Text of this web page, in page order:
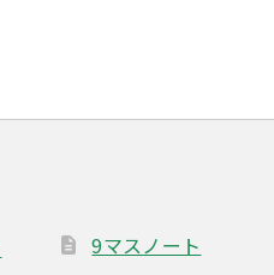
9マスノート